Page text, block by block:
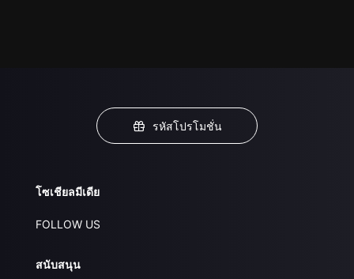
รหัสโปรโมชั่น
โซเชียลมีเดีย
FOLLOW US
สนับสนุน